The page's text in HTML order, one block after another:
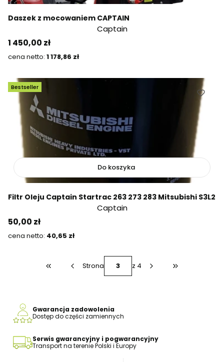
Daszek z mocowaniem CAPTAIN
Captain
Cena
1 450,00 zł
Cena
1 178,86 zł
Bestseller
Do koszyka
Filtr Oleju Captain Startrac 263 273 283 Mitsubishi S3L2
Captain
Cena
50,00 zł
Cena
40,65 zł
Wróć do pierwszej strony z produktami
Strona z 4 Przejdź do
Gwarancja zadowolenia
Dostęp do części zamiennych
Serwis gwarancyjny i pogwarancyjny
Transport na terenie Polski i Europy